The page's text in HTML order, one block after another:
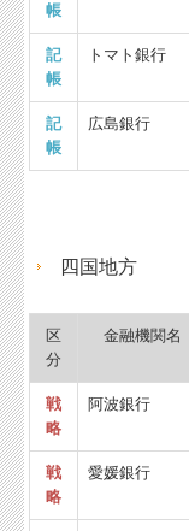
帳
記
帳
トマト銀行
記
帳
広島銀行
四国地方
区
分
金融機関名
戦
略
阿波銀行
戦
略
愛媛銀行